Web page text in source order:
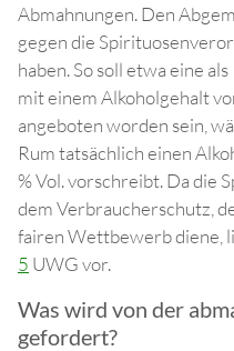
Abmahnungen. Den
gegen die
haben. So soll etwa eine
mit einem Alkoholgehalt
angeboten worden sein,
Rum tatsächlich einen
% Vol. vorschreibt. Da die
dem Verbraucherschutz,
fairen Wettbewerb diene,
5 UWG vor.
Was wird von der
gefordert?